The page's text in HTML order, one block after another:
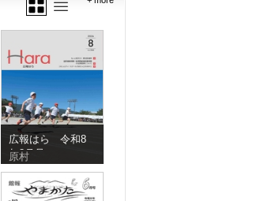
広報はら 令和8
年8月号
原村